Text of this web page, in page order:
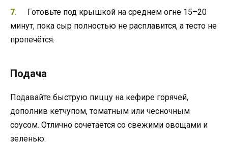
Готовьте под крышкой на среднем огне 15–20
минут, пока сыр полностью не расплавится, а тесто не
пропечётся.
Подача
Подавайте быструю пиццу на кефире горячей,
дополнив кетчупом, томатным или чесночным
соусом. Отлично сочетается со свежими овощами и
зеленью.